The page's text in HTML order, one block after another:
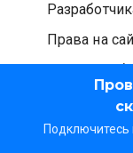
Подключитесь
Права на
Проверка